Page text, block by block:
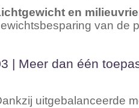
en
van de
| Meer dan één
uitgebalanceerde